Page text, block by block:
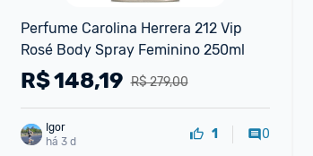
Perfume Carolina Herrera 212 Vip
Rosé Body Spray Feminino 250ml
R$ 279,00
R$148,19
Igor
há 3 d
1 0